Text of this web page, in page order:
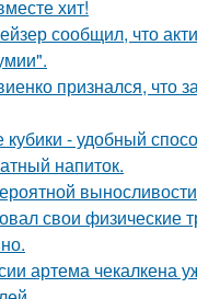
хит!
сообщил, что
признался, что
- удобный
напиток.
свои физические
артема чекалкена